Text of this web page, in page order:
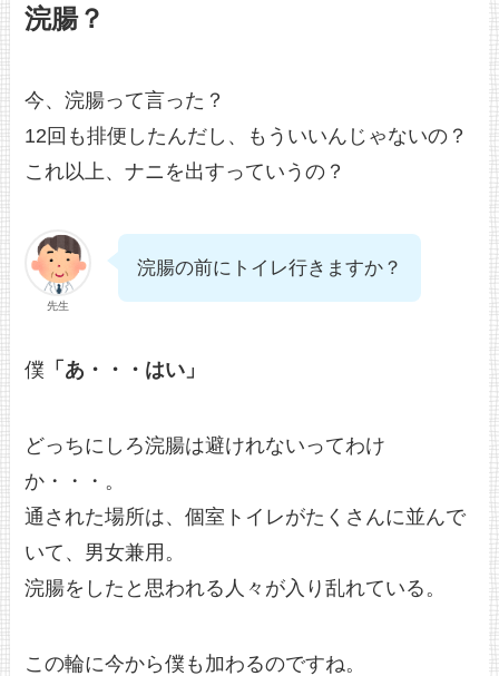
浣腸？
今、浣腸って言った？
12回も排便したんだし、もういいんじゃないの？
これ以上、ナニを出すっていうの？
先生
浣腸の前にトイレ行きますか？
僕 「あ・・・はい」
どっちにしろ浣腸は避けれないってわけ
か・・・。
通された場所は、個室トイレがたくさんに並んで
いて、男女兼用。
浣腸をしたと思われる人々が入り乱れている。
この輪に今から僕も加わるのですね。